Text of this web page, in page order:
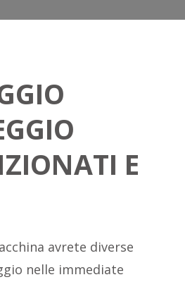
E
avrete diverse
nelle immediate